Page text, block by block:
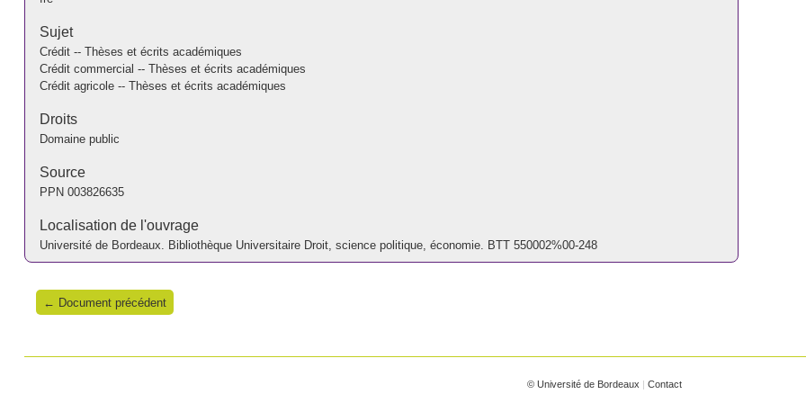
Sujet
Crédit -- Thèses et écrits académiques
Crédit commercial -- Thèses et écrits académiques
Crédit agricole -- Thèses et écrits académiques
Droits
Domaine public
Source
PPN 003826635
Localisation de l'ouvrage
Université de Bordeaux. Bibliothèque Universitaire Droit, science politique, économie. BTT 550002%00-248
← Document précédent
© Université de Bordeaux Contact